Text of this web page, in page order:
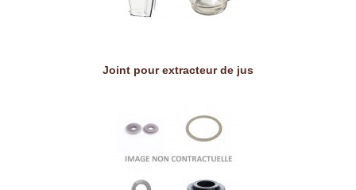
Joint pour extracteur de jus